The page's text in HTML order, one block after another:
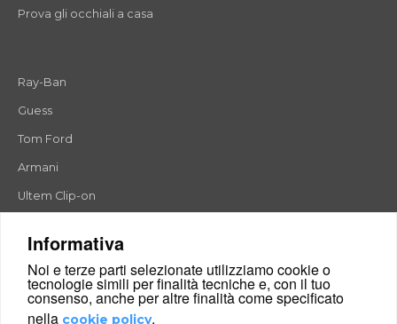
Informativa
Noi e terze parti selezionate utilizziamo cookie o
tecnologie simili per finalità tecniche e, con il tuo
consenso, anche per altre finalità come specificato
nella cookie policy.
Prova gli occhiali a casa
Ray-Ban
Guess
Tom Ford
Armani
Ultem Clip-on
Montature occhiali da vista
Montature occhiali da vista uomo